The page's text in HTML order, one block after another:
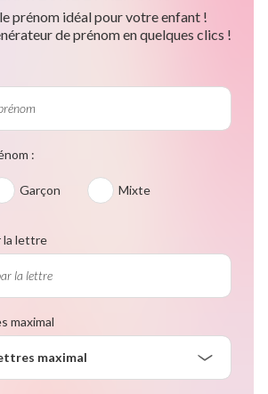
prénom idéal pour votre enfant !
de prénom en quelques clics !
:
Garçon Mixte
la lettre
maximal
maximal